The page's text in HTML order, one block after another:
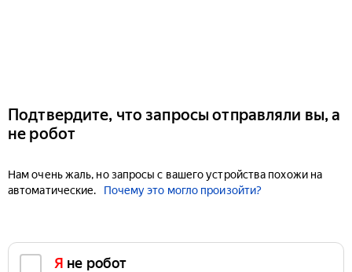
Подтвердите, что запросы отправляли вы, а
не робот
Нам очень жаль, но запросы с вашего устройства похожи на
автоматические.
Почему это могло произойти?
Я не робот